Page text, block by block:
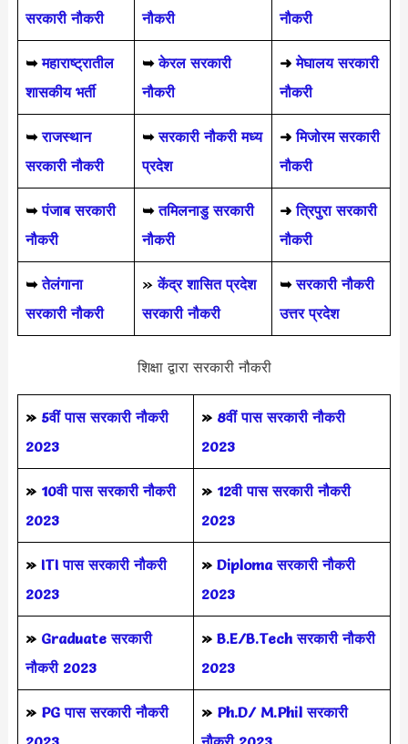
सरकारी नौकरी
नौकरी
नौकरी
➥ महाराष्ट्रातील
शासकीय भर्ती
➥ केरल सरकारी
नौकरी
➜ मेघालय सरकारी
नौकरी
➥ राजस्थान
सरकारी नौकरी
➥सरकारी नौकरी मध्य
प्रदेश
➜मिजोरम सरकारी
नौकरी
➥ पंजाब सरकारी
नौकरी
➥ तमिलनाडु सरकारी
नौकरी
➜ त्रिपुरा सरकारी
नौकरी
➥तेलंगाना
सरकारी नौकरी
»केंद्र शासित प्रदेश
सरकारी नौकरी
➥ सरकारी नौकरी
उत्तर प्रदेश
शिक्षा द्वारा सरकारी नौकरी
» 5वीं पास सरकारी नौकरी
2023
» 8वीं पास सरकारी नौकरी
2023
» 10वी पास सरकारी नौकरी
2023
» 12वी पास सरकारी नौकरी
2023
» ITI पास सरकारी नौकरी
2023
» Diploma सरकारी नौकरी
2023
» Graduate सरकारी
नौकरी 2023
» B.E/B.Tech सरकारी नौकरी
2023
» PG पास सरकारी नौकरी
» Ph.D/ M.Phil सरकारी